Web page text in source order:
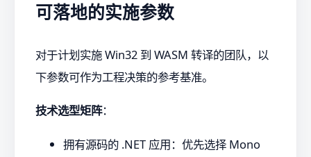
可落地的实施参数
对于计划实施 Win32 到 WASM 转译的团队，以
下参数可作为工程决策的参考基准。
技术选型矩阵：
拥有源码的 .NET 应用：优先选择 Mono